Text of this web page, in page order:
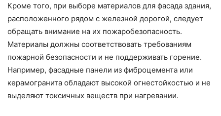
Кроме того, при выборе материалов для фасада здания,
расположенного рядом с железной дорогой, следует
обращать внимание на их пожаробезопасность.
Материалы должны соответствовать требованиям
пожарной безопасности и не поддерживать горение.
Например, фасадные панели из фиброцемента или
керамогранита обладают высокой огнестойкостью и не
выделяют токсичных веществ при нагревании.